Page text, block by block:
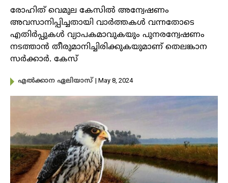
രോഹിത് വെമുല കേസിൽ അന്വേഷണം
അവസാനിപ്പിച്ചതായി വാർത്തകൾ വന്നതോടെ
എതിർപ്പുകൾ വ്യാപകമാവുകയും പുനരന്വേഷണം
നടത്താൻ തീരുമാനിച്ചിരിക്കുകയുമാണ് തെലങ്കാന
സർക്കാർ. കേസ്
എൽക്കാന ഏലിയാസ് | May 8, 2024